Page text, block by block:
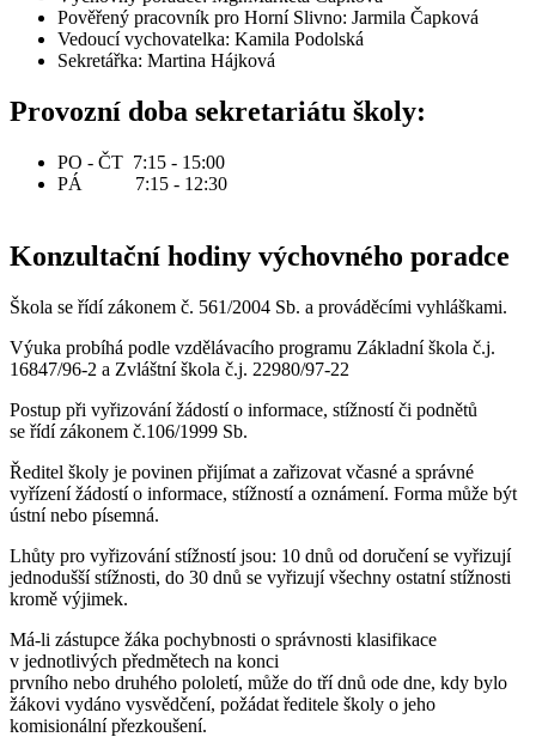
Pověřený pracovník pro Horní Slivno: Jarmila Čapková
Vedoucí vychovatelka: Kamila Podolská
Sekretářka: Martina Hájková
Provozní doba sekretariátu školy:
PO - ČT 7:15 - 15:00
PÁ 7:15 - 12:30
Konzultační hodiny výchovného poradce
Škola se řídí zákonem č. 561/2004 Sb. a prováděcími vyhláškami.
Výuka probíhá podle vzdělávacího programu Základní škola č.j.
16847/96-2 a Zvláštní škola č.j. 22980/97-22
Postup při vyřizování žádostí o informace, stížností či podnětů
se řídí zákonem č.106/1999 Sb.
Ředitel školy je povinen přijímat a zařizovat včasné a správné
vyřízení žádostí o informace, stížností a oznámení. Forma může být
ústní nebo písemná.
Lhůty pro vyřizování stížností jsou: 10 dnů od doručení se vyřizují
jednodušší stížnosti, do 30 dnů se vyřizují všechny ostatní stížnosti
kromě výjimek.
Má-li zástupce žáka pochybnosti o správnosti klasifikace
v jednotlivých předmětech na konci
prvního nebo druhého pololetí, může do tří dnů ode dne, kdy bylo
žákovi vydáno vysvědčení, požádat ředitele školy o jeho
komisionální přezkoušení.